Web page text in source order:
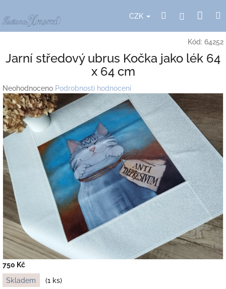
na
obsah
CZK HledatPřihlášení
Kód: 64252
Jarní středový ubrus Kočka jako lék 64
x 64 cm
Průměrné
hodnocení
produktu
je
0,0
z
5
hvězdiček.
Neohodnoceno Podrobnosti hodnocení
750 Kč
Měrná
cena:
Skladem (1 ks)